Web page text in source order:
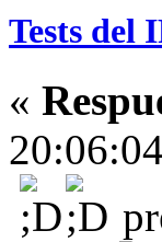
Tests del
«